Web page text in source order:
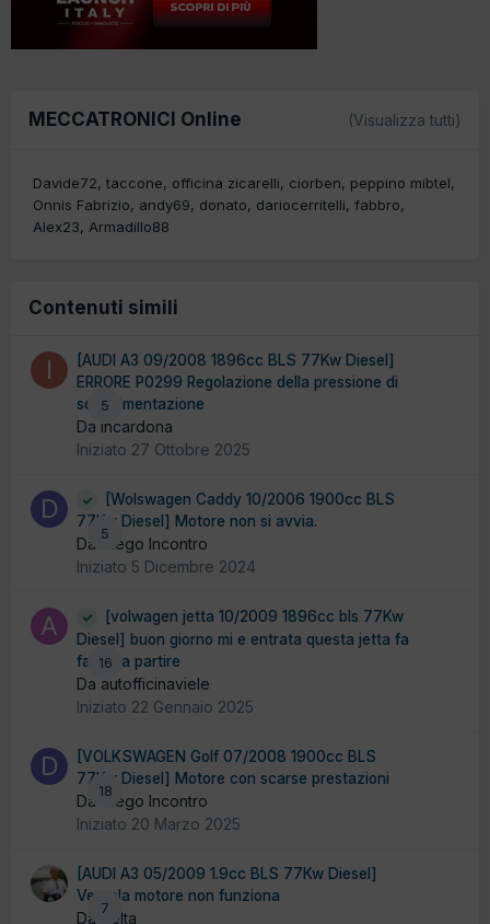
MECCATRONICI Online (Visualizza tutti)
Davide72 taccone officina zicarelli ciorben
peppino mibtel
Onnis Fabrizio
andy69 donato dariocerritelli fabbro
Alex23
Armadillo88
Contenuti simili
5
[AUDI A3 09/2008 1896cc BLS 77Kw Diesel]
ERRORE P0299 Regolazione della pressione di
sovralimentazione
Da incardona
Iniziato 27 Ottobre 2025
5
[Wolswagen Caddy 10/2006 1900cc BLS
77Kw Diesel] Motore non si avvia.
Da Diego Incontro
Iniziato 5 Dicembre 2024
16
[volwagen jetta 10/2009 1896cc bls 77Kw
Diesel] buon giorno mi e entrata questa jetta fa
fatica a partire
Da autofficinaviele
Iniziato 22 Gennaio 2025
18
[VOLKSWAGEN Golf 07/2008 1900cc BLS
77Kw Diesel] Motore con scarse prestazioni
Da Diego Incontro
Iniziato 20 Marzo 2025
7
[AUDI A3 05/2009 1.9cc BLS 77Kw Diesel]
Ventola motore non funziona
Da delta